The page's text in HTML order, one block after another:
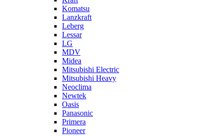
Komatsu
Lanzkraft
Leberg
Lessar
LG
MDV
Midea
Mitsubishi Electric
Mitsubishi Heavy
Neoclima
Newtek
Oasis
Panasonic
Primera
Pioneer